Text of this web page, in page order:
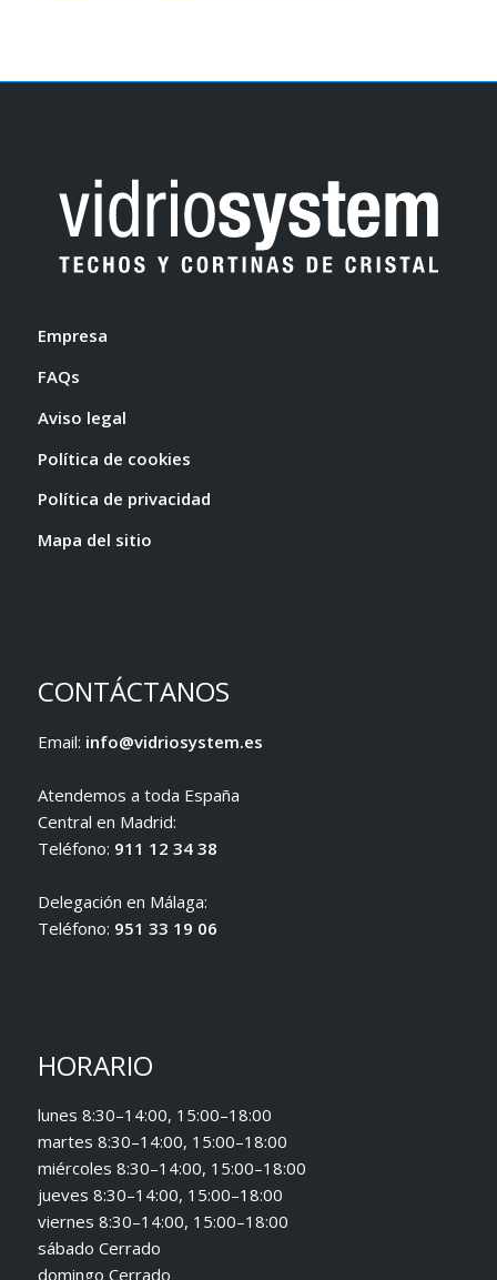
Empresa
FAQs
Aviso legal
Política de cookies
Política de privacidad
Mapa del sitio
CONTÁCTANOS
Email: info@vidriosystem.es
Atendemos a toda España
Central en Madrid:
Teléfono: 911 12 34 38
Delegación en Málaga:
Teléfono: 951 33 19 06
HORARIO
lunes 8:30–14:00, 15:00–18:00
martes 8:30–14:00, 15:00–18:00
miércoles 8:30–14:00, 15:00–18:00
jueves 8:30–14:00, 15:00–18:00
viernes 8:30–14:00, 15:00–18:00
sábado Cerrado
domingo Cerrado